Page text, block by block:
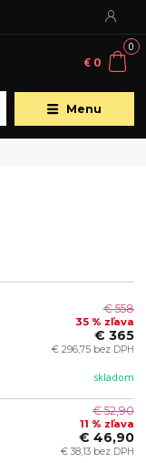
Menu
0
€ 0
skladom
€ 558
35 % zľava
€ 365
€ 296,75 bez DPH
€ 52,90
11 % zľava
€ 46,90
€ 38,13 bez DPH